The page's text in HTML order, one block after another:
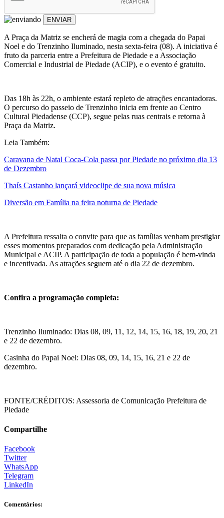
ENVIAR
A Praça da Matriz se encherá de magia com a chegada do Papai
Noel e do Trenzinho Iluminado, nesta sexta-feira (08). A iniciativa é
fruto da parceria entre a Prefeitura de Piedade e a Associação
Comercial e Industrial de Piedade (ACIP), e o evento é gratuito.
Das 18h às 22h, o ambiente estará repleto de atrações encantadoras.
O percurso do passeio de Trenzinho inicia em frente ao Centro
Cultural Piedadense (CCP), segue pelas ruas centrais e retorna à
Praça da Matriz.
Leia Também:
Caravana de Natal Coca-Cola passa por Piedade no próximo dia 13
de Dezembro
Thaís Castanho lançará videoclipe de sua nova música
Diversão em Família na feira noturna de Piedade
A Prefeitura ressalta o convite para que as famílias venham prestigiar
esses momentos preparados com dedicação pela Administração
Municipal e ACIP. A participação de toda a população é bem-vinda
e incentivada. As atrações seguem até o dia 22 de dezembro.
Confira a programação completa:
Trenzinho Iluminado: Dias 08, 09, 11, 12, 14, 15, 16, 18, 19, 20, 21
e 22 de dezembro.
Casinha do Papai Noel: Dias 08, 09, 14, 15, 16, 21 e 22 de
dezembro.
FONTE/CRÉDITOS: Assessoria de Comunicação Prefeitura de
Piedade
Compartilhe
Facebook
Twitter
WhatsApp
Telegram
LinkedIn
Comentários: